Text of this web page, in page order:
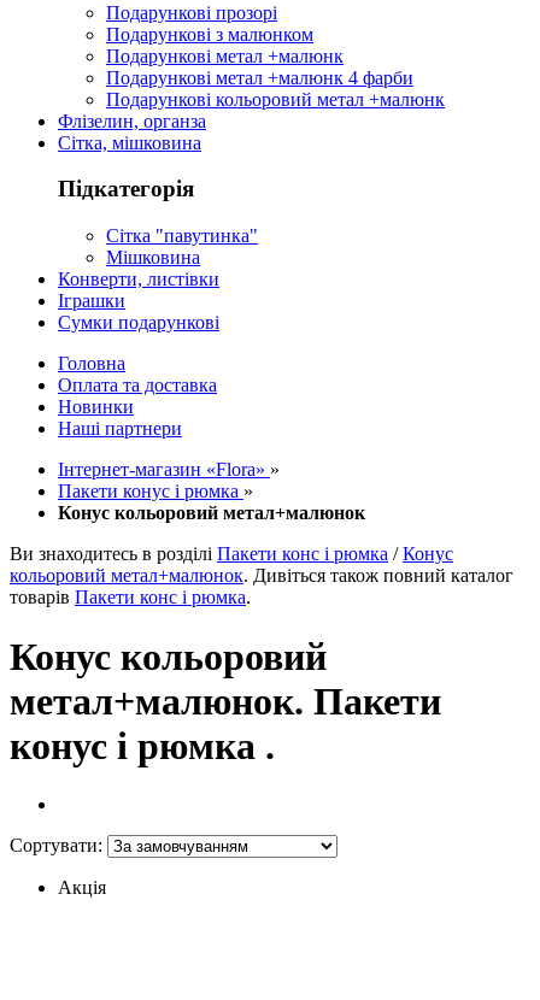
Подарункові прозорі
Подарункові з малюнком
Подарункові метал +малюнк
Подарункові метал +малюнк 4 фарби
Подарункові кольоровий метал +малюнк
Флізелин, органза
Сітка, мішковина
Підкатегорія
Сітка "павутинка"
Мішковина
Конверти, листівки
Іграшки
Сумки подарункові
Головна
Оплата та доставка
Новинки
Наші партнери
Інтернет-магазин «Flora» »
Пакети конус і рюмка »
Конус кольоровий метал+малюнок
Ви знаходитесь в розділі Пакети конс і рюмка /Конус
кольоровий метал+малюнок. Дивіться також повний каталог
товарів Пакети конс і рюмка.
Конус кольоровий
метал+малюнок. Пакети
конус і рюмка .
Сортувати:
Акція